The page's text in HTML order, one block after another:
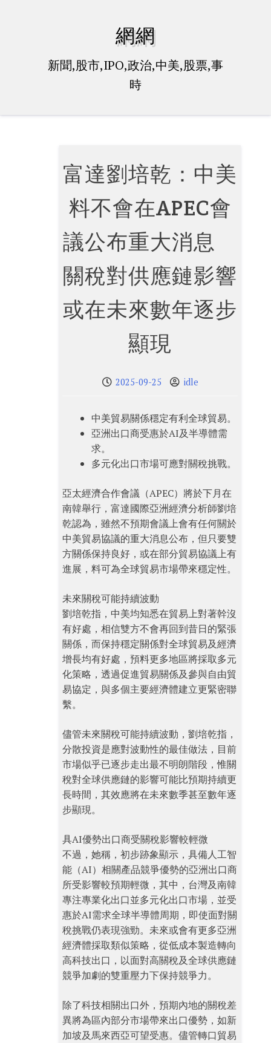
網網
新聞,股市,IPO,政治,中美,股票,事
時
富達劉培乾：中美
料不會在APEC會
議公布重大消息
關稅對供應鏈影響
或在未來數年逐步
顯現
2025-09-25 idle
中美貿易關係穩定有利全球貿易。
亞洲出口商受惠於AI及半導體需
求。
多元化出口市場可應對關稅挑戰。
亞太經濟合作會議（APEC）將於下月在
南韓舉行，富達國際亞洲經濟分析師劉培
乾認為，雖然不預期會議上會有任何關於
中美貿易協議的重大消息公布，但只要雙
方關係保持良好，或在部分貿易協議上有
進展，料可為全球貿易市場帶來穩定性。
未來關稅可能持續波動
劉培乾指，中美均知悉在貿易上對著幹沒
有好處，相信雙方不會再回到昔日的緊張
關係，而保持穩定關係對全球貿易及經濟
增長均有好處，預料更多地區將採取多元
化策略，透過促進貿易關係及參與自由貿
易協定，與多個主要經濟體建立更緊密聯
繫。
儘管未來關稅可能持續波動，劉培乾指，
分散投資是應對波動性的最佳做法，目前
市場似乎已逐步走出最不明朗階段，惟關
稅對全球供應鏈的影響可能比預期持續更
長時間，其效應將在未來數季甚至數年逐
步顯現。
具AI優勢出口商受關稅影響較輕微
不過，她稱，初步跡象顯示，具備人工智
能（AI）相關產品競爭優勢的亞洲出口商
所受影響較預期輕微，其中，台灣及南韓
專注專業化出口並多元化出口市場，並受
惠於AI需求全球半導體周期，即使面對關
稅挑戰仍表現強勁。未來或會有更多亞洲
經濟體採取類似策略，從低成本製造轉向
高科技出口，以面對高關稅及全球供應鏈
競爭加劇的雙重壓力下保持競爭力。
除了科技相關出口外，預期內地的關稅差
異將為區內部分市場帶來出口優勢，如新
加坡及馬來西亞可望受惠。儘管轉口貿易